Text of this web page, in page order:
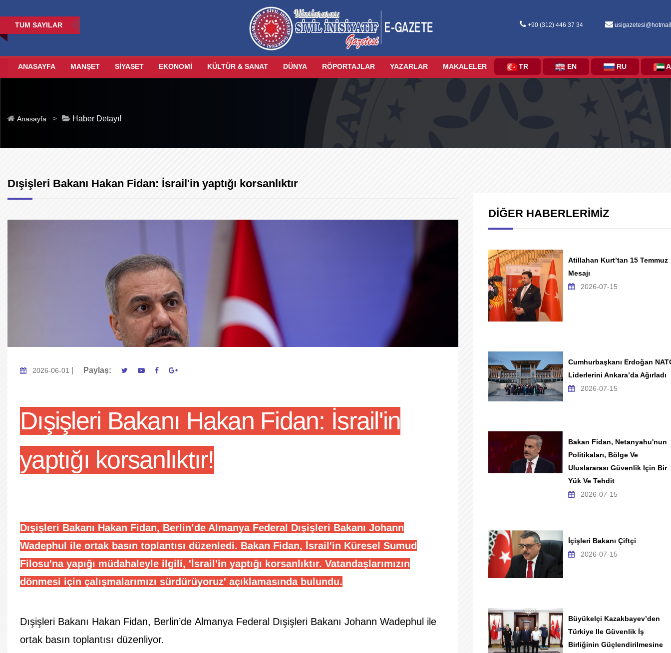
TUM SAYILAR +90 (312) 446 37 34
ANASAYFA MANŞET SİYASET EKONOMİ KÜLTÜR & SANAT DÜNYA RÖPORTAJLAR YAZARLAR MAKALELER TR EN RU
Anasayfa > Haber Detayı!
Dışişleri Bakanı Hakan Fidan: İsrail'in yaptığı korsanlıktır
2026-06-01 Paylaş:
Dışişleri Bakanı Hakan Fidan: İsrail'in
yaptığı korsanlıktır!
Dışişleri Bakanı Hakan Fidan, Berlin’de Almanya Federal Dışişleri Bakanı Johann
Wadephul ile ortak basın toplantısı düzenledi. Bakan Fidan, İsrail'in Küresel Sumud
Filosu'na yapığı müdahaleyle ilgili, 'İsrail'in yaptığı korsanlıktır. Vatandaşlarımızın
dönmesi için çalışmalarımızı sürdürüyoruz' açıklamasında bulundu.
Dışişleri Bakanı Hakan Fidan, Berlin’de Almanya Federal Dışişleri Bakanı Johann Wadephul ile
ortak basın toplantısı düzenliyor.
DİĞER HABERLERİMİZ
Atillahan Kurt’tan 15 Temmuz
Mesajı
2026-07-15
Cumhurbaşkanı Erdoğan
Liderlerini Ankara’da Ağırladı
2026-07-15
Bakan Fidan, Netanyahu'nun
Politikaları, Bölge Ve
Uluslararası Güvenlik Için Bir
Yük Ve Tehdit
2026-07-15
İçişleri Bakanı Çiftçi
2026-07-15
Büyükelçi Kazakbayev’den
Türkiye Ile Güvenlik İş
Birliğinin Güçlendirilmesine